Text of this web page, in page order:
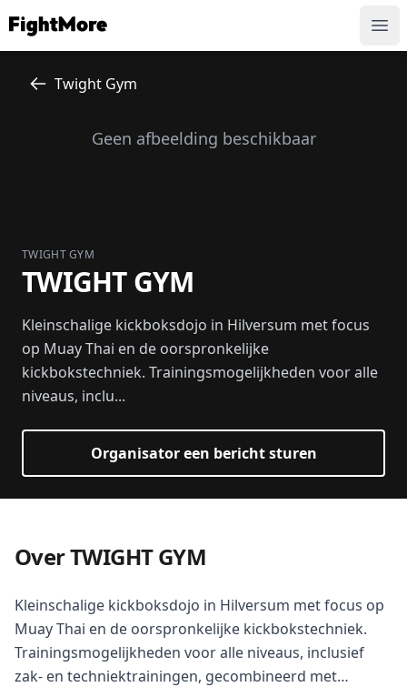
FightMore
Twight Gym
Geen afbeelding beschikbaar
TWIGHT GYM
TWIGHT GYM
Kleinschalige kickboksdojo in Hilversum met focus
op Muay Thai en de oorspronkelijke
kickbokstechniek. Trainingsmogelijkheden voor alle
niveaus, inclu...
Organisator een bericht sturen
Over TWIGHT GYM
Kleinschalige kickboksdojo in Hilversum met focus op
Muay Thai en de oorspronkelijke kickbokstechniek.
Trainingsmogelijkheden voor alle niveaus, inclusief
zak- en techniektrainingen, gecombineerd met